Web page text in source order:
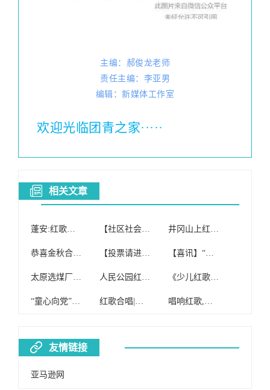
主编：郝俊龙老师
责任主编：李亚男
编辑：新媒体工作室
欢迎光临团青之家·····
相关文章
蓬安:红歌合唱团举办“庆国庆迎重阳”文艺演出 【社区社会工作室】操场社区开展红歌合唱团筹备会 井冈山上红歌响,于都的长征源合唱团又火了一把~
恭喜金秋合唱团荣获邻里节红歌赛大合唱、小合唱双项桂冠! 【投票请进】百色学院2017年“最佳红歌合唱团”投票开始! 【喜讯】“红歌献给党”,大鳌合唱团用这首红歌献给党,喜获银奖!
太原选煤厂成立红歌健康合唱团 人民公园红歌合唱团文艺演出 《少儿红歌合唱团》免费招生!!!
“童心向党”红歌合唱大赛在县体育馆举行,来看看有没有你家的小朋友吧…… 红歌合唱|中国万岁队 唱响红歌,爱我中华——沙湾一中举行红歌合唱比赛
友情链接
亚马逊网